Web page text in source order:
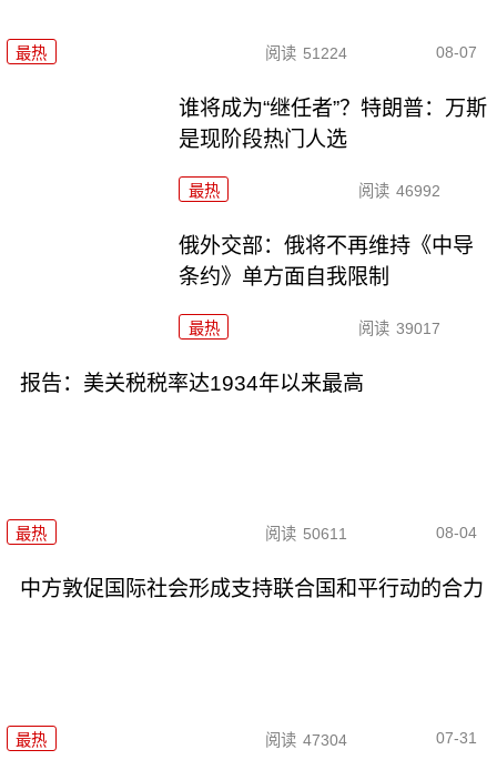
最热 阅读 51224 08-07
谁将成为“继任者”？特朗普：万斯
是现阶段热门人选
最热 阅读 46992
俄外交部：俄将不再维持《中导
条约》单方面自我限制
最热 阅读 39017
报告：美关税税率达1934年以来最高
最热 阅读 50611 08-04
中方敦促国际社会形成支持联合国和平行动的合力
最热 阅读 47304 07-31